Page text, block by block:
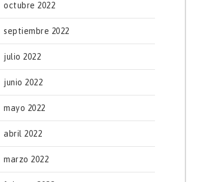
octubre 2022
septiembre 2022
julio 2022
junio 2022
mayo 2022
abril 2022
marzo 2022